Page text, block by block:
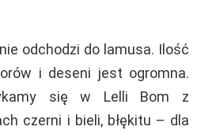
odchodzi do lamusa. Ilość
i deseni jest ogromna.
się w Lelli Bom z
czerni i bieli, błękitu – dla